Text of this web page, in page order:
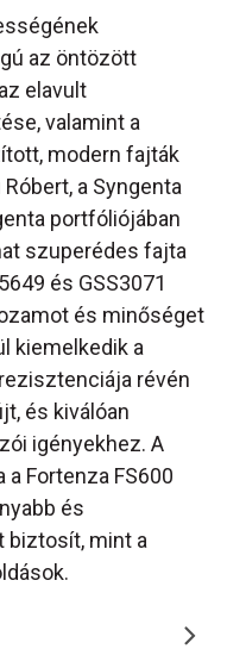
az öntözött
elavult
valamint a
modern fajták
a Syngenta
portfóliójában
szuperédes fajta
és GSS3071
és minőséget
kiemelkedik a
révén
és kiválóan
igényekhez. A
Fortenza FS600
és
biztosít, mint a